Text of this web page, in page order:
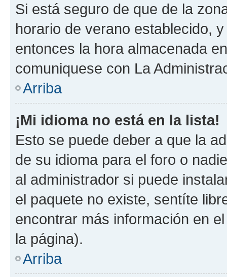
Si está seguro de que de la
horario de verano establecido,
entonces la hora almacenada
comuniquese con La
Arriba
¡Mi idioma no está en la lista!
Esto se puede deber a que la
de su idioma para el foro o
al administrador si puede
el paquete no existe, sentíte
encontrar más información en
la página).
Arriba